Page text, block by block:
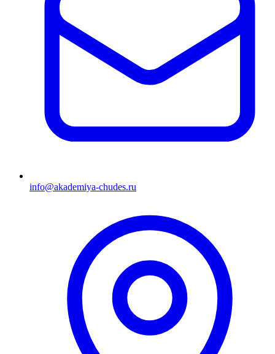
info@akademiya-chudes.ru